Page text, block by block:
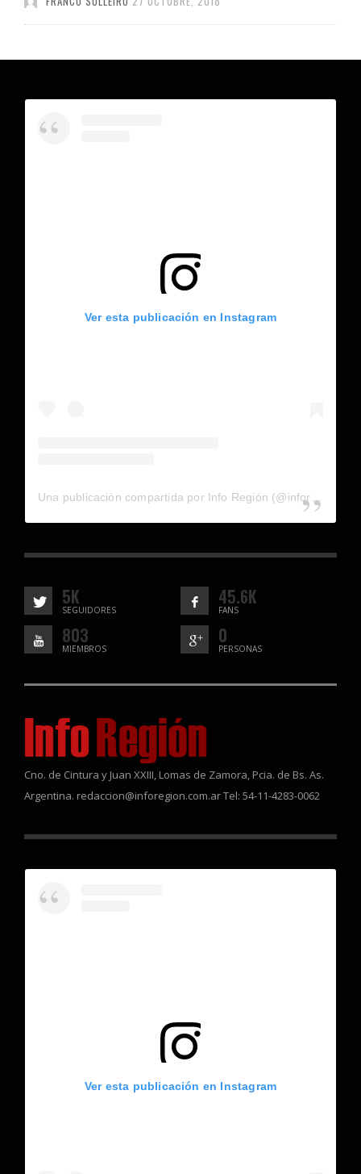
Ver esta publicación en Instagram
5K
SEGUIDORES
45.6K
FANS
803
MIEMBROS
0
PERSONAS
Cno. de Cintura y Juan XXIII, Lomas de Zamora, Pcia. de Bs. As.
Argentina. redaccion@inforegion.com.ar Tel: 54-11-4283-0062
Ver esta publicación en Instagram